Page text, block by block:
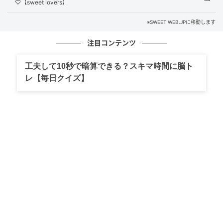
♡【sweet lovers】
※SWEET WEB.JPに移動します
注目コンテンツ
工夫して10秒で暗算できる？スキマ時間に脳ト
レ【毎日クイズ】